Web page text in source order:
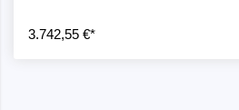
3.742,55 €*